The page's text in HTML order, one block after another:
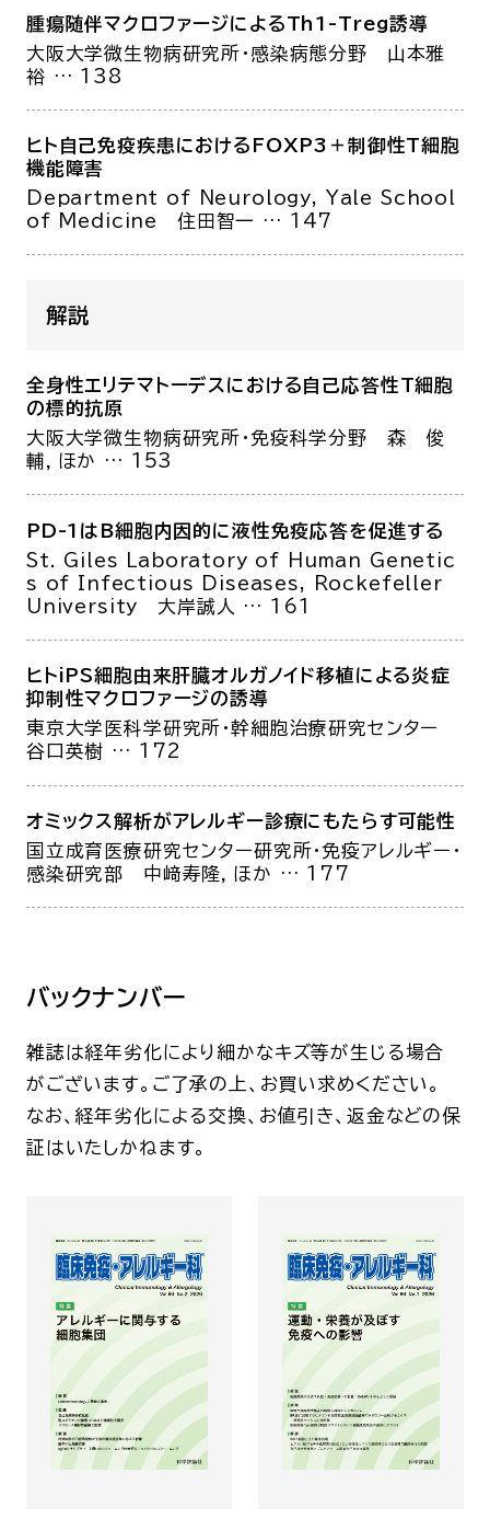
腫瘍随伴マクロファージによるTh1-Treg誘導
大阪大学微生物病研究所・感染病態分野
山本雅
裕 … 138
ヒト自己免疫疾患におけるFOXP3＋制御性T細胞
機能障害
Department of Neurology, Yale School
of Medicine
住田智一 … 147
解説
全身性エリテマトーデスにおける自己応答性T細胞
の標的抗原
大阪大学微生物病研究所・免疫科学分野
森 俊
輔，ほか
… 153
PD-1はB細胞内因的に液性免疫応答を促進する
St. Giles Laboratory of Human Genetic
s of Infectious Diseases, Rockefeller
University
大岸誠人 … 161
ヒトiPS細胞由来肝臓オルガノイド移植による炎症
抑制性マクロファージの誘導
東京大学医科学研究所・幹細胞治療研究センター
谷口英樹 … 172
オミックス解析がアレルギー診療にもたらす可能性
国立成育医療研究センター研究所・免疫アレルギー・
感染研究部
中﨑寿隆，ほか … 177
バックナンバー
雑誌は経年劣化により細かなキズ等が生じる場合
がございます。ご了承の上、お買い求めください。
なお、経年劣化による交換、お値引き、返金などの保
証はいたしかねます。